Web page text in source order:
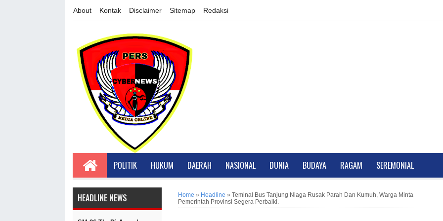
About Kontak Disclaimer Sitemap Redaksi
POLITIK HUKUM DAERAH NASIONAL DUNIA BUDAYA RAGAM SEREMONIAL
HEADLINE NEWS Home » Headline » Teminal Bus Tanjung Niaga Rusak Parah Dan Kumuh, Warga Minta
Pemerintah Provinsi Segera Perbaiki.